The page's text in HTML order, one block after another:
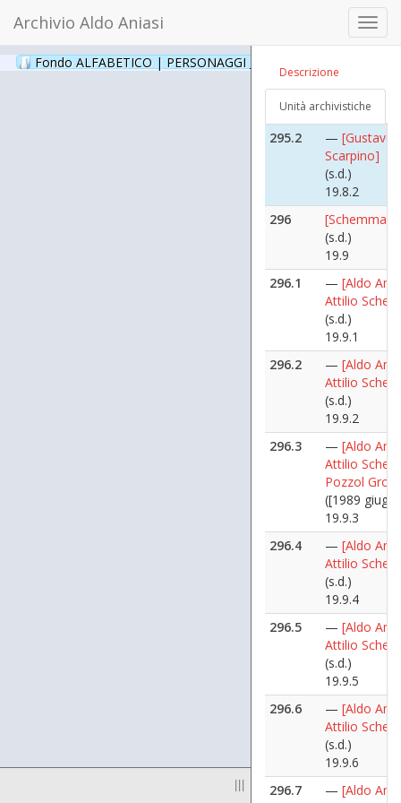
Archivio Aldo Aniasi
Fondo ALFABETICO | PERSONAGGI _ Archivio Fotografico
|||
Descrizione
Unità archivistiche
(s.d.)
Scarpino]
(s.d.)
19.8.1
295.2
— [Gustavo
Scarpino]
(s.d.)
19.8.2
296
[Schemmari
(s.d.)
19.9
296.1
— [Aldo
Attilio
(s.d.)
19.9.1
296.2
— [Aldo
Attilio
(s.d.)
19.9.2
296.3
— [Aldo
Attilio
Pozzol
([1989
19.9.3
296.4
— [Aldo
Attilio
(s.d.)
19.9.4
296.5
— [Aldo
Attilio
(s.d.)
19.9.5
296.6
— [Aldo
Attilio
(s.d.)
19.9.6
296.7
— [Aldo